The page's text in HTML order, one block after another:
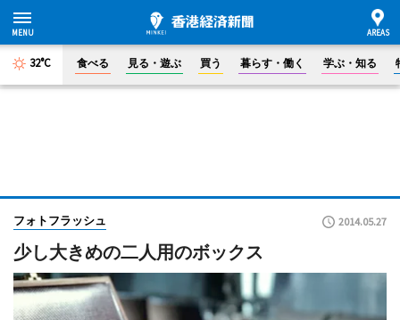
32°C 食べる 見る・遊ぶ 買う 暮らす・働く 学ぶ・知る
フォトフラッシュ 2014.05.27
少し大きめの二人用のボックス